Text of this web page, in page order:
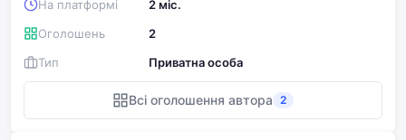
На платформі
2 міс.
Оголошень
2
Тип
Приватна особа
Всі оголошення автора 2